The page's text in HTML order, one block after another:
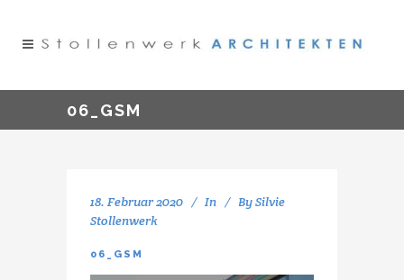
06_GSM
18. Februar 2020 In BySilvie
Stollenwerk
06_GSM